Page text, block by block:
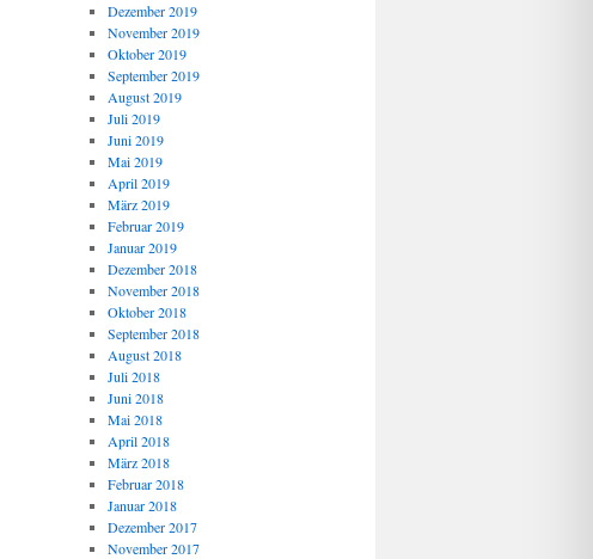
Dezember 2019
November 2019
Oktober 2019
September 2019
August 2019
Juli 2019
Juni 2019
Mai 2019
April 2019
März 2019
Februar 2019
Januar 2019
Dezember 2018
November 2018
Oktober 2018
September 2018
August 2018
Juli 2018
Juni 2018
Mai 2018
April 2018
März 2018
Februar 2018
Januar 2018
Dezember 2017
November 2017